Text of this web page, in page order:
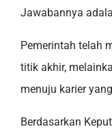
Jawabannya
Pemerintah telah
titik akhir,
menuju karier
Berdasarkan